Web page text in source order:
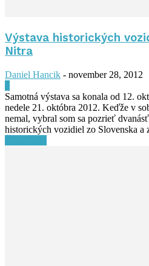
Výstava historických
Nitra
Daniel Hancik - november 28, 2012
Samotná výstava sa konala od 12.
nedele 21. októbra 2012. Keďže v
nemal, vybral som sa pozrieť
historických vozidiel zo Slovenska a